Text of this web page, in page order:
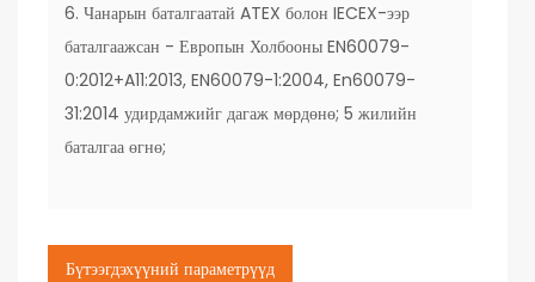
6. Чанарын баталгаатай ATEX болон IECEX-ээр
баталгаажсан - Европын Холбооны EN60079-
0:2012+A11:2013, EN60079-1:2004, En60079-
31:2014 удирдамжийг дагаж мөрдөнө; 5 жилийн
баталгаа өгнө;
Бүтээгдэхүүний параметрүүд